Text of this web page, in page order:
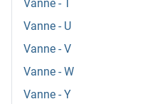
Vanne - T
Vanne - U
Vanne - V
Vanne - W
Vanne - Y